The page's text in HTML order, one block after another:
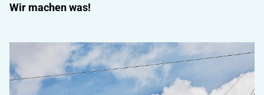
Wir machen was!